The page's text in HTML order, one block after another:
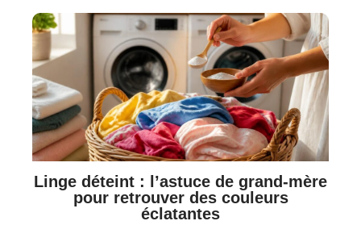
Linge déteint : l’astuce de grand-mère
pour retrouver des couleurs
éclatantes